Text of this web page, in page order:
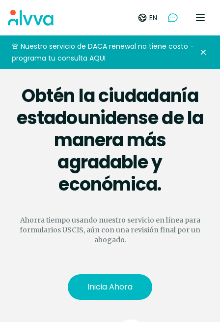
home EN
🚨 Nuestro servicio de DACA renewal no tiene costo -
programa tu consulta AQUI
Obtén la ciudadanía
estadounidense de la
manera más
agradable y
económica.
Ahorra tiempo usando nuestro servicio en línea para
formularios USCIS, aún con una revisión final por un
abogado.
Inicia Ahora